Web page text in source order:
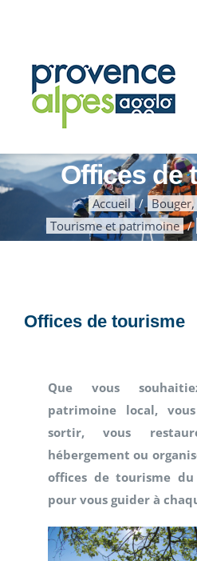
Offices de
Accueil
Tourisme et patrimoine
Offices de tourisme
Que vous
patrimoine local,
sortir, vous
hébergement ou
offices de tourisme
pour vous guider à